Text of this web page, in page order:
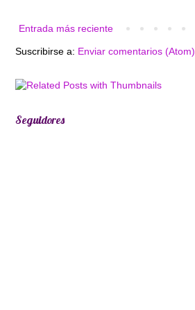
Entrada más reciente
Suscribirse a: Enviar comentarios (Atom)
Seguidores